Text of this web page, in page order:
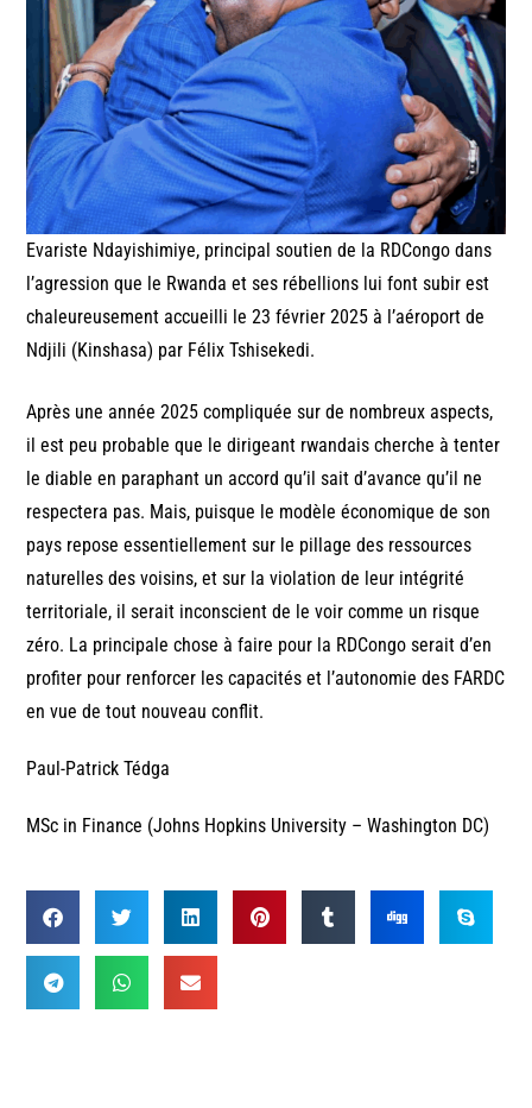
Evariste Ndayishimiye, principal soutien de la RDCongo dans
l’agression que le Rwanda et ses rébellions lui font subir est
chaleureusement accueilli le 23 février 2025 à l’aéroport de
Ndjili (Kinshasa) par Félix Tshisekedi.
Après une année 2025 compliquée sur de nombreux aspects,
il est peu probable que le dirigeant rwandais cherche à tenter
le diable en paraphant un accord qu’il sait d’avance qu’il ne
respectera pas. Mais, puisque le modèle économique de son
pays repose essentiellement sur le pillage des ressources
naturelles des voisins, et sur la violation de leur intégrité
territoriale, il serait inconscient de le voir comme un risque
zéro. La principale chose à faire pour la RDCongo serait d’en
profiter pour renforcer les capacités et l’autonomie des FARDC
en vue de tout nouveau conflit.
Paul-Patrick Tédga
MSc in Finance (Johns Hopkins University – Washington DC)